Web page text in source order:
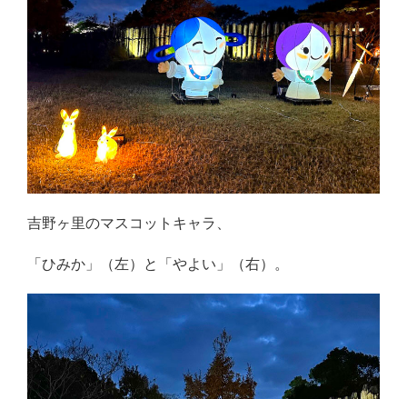
吉野ヶ里のマスコットキャラ、
「ひみか」（左）と「やよい」（右）。